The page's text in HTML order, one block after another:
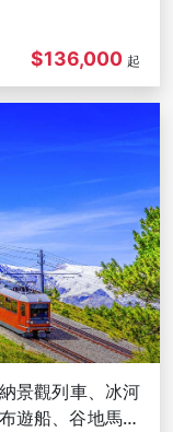
$136,000 起
景觀列車、冰河
遊船、谷地馬車